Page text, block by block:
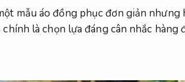
mẫu áo đồng phục đơn giản nhưng
là chọn lựa đáng cân nhắc hàng